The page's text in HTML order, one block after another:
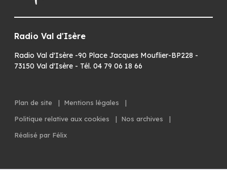
Radio Val d'Isère
Radio Val d'Isère -90 Place Jacques Mouflier-BP228 -
73150 Val d'Isère - Tél. 04 79 06 18 66
Plan de site | Mentions légales
|
Politique relative aux cookies
| Nos archives
|
Réalisé par Félix